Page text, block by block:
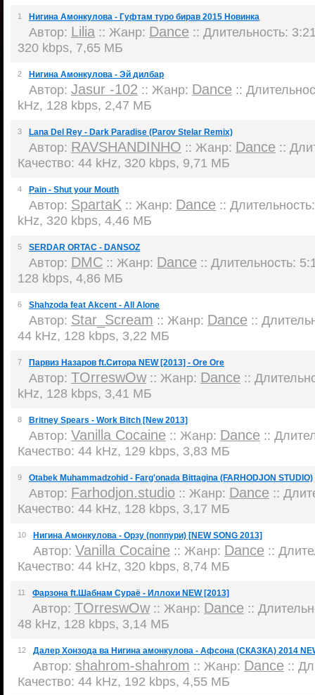
1 Нигина Амонкулова - Гуфтам туро бирав 2015 Новинка
Автор: Lilia :: Жанр: Dance :: Длительность:
320 kbps, 7,65 МБ
2 Нигина Амонкулова - Эй дилбар
Автор: Jasur -102 :: Жанр: Dance ::
kHz, 128 kbps, 2,47 МБ
3 Lana Del Rey - Dark Paradise (Parov Stelar Remix)
Автор: RAVSHANDINHO :: Жанр: Dance ::
Качество: 44 kHz, 320 kbps, 9,71 МБ
4 Pain - Shut your Mouth
Автор: SpartaK :: Жанр: Dance ::
kHz, 320 kbps, 4,46 МБ
5 SERDAR ORTAC - DANSOZ
Автор: DMC :: Жанр: Dance :: Длительность:
128 kbps, 4,86 МБ
6 Shahzoda feat Akcent - All Alone
Автор: Star_Scream :: Жанр: Dance ::
44 kHz, 128 kbps, 3,22 МБ
7 Парвиз Назаров ft.Ситора NEW [2013] - Ore Ore
Автор: TOrreswOw:: Жанр: Dance ::
kHz, 128 kbps, 3,41 МБ
8 Britney Spears - Work Bitch [New 2013]
Автор: Vanilla Cocaine :: Жанр: Dance ::
Качество: 44 kHz, 129 kbps, 3,83 МБ
9 Otabek Muhammadzohid - Farg'onada Bittagina (FARHODJON STUDIO)
Автор: Farhodjon.studio :: Жанр: Dance ::
Качество: 44 kHz, 128 kbps, 3,17 МБ
10 Нигина Амонкулова - Орзy (поппури) [NEW SONG 2013]
Автор: Vanilla Cocaine :: Жанр: Dance ::
Качество: 44 kHz, 320 kbps, 8,74 МБ
11 Фарзона ft.Шабнам Сураё - Иллохи NEW [2013]
Автор: TOrreswOw:: Жанр: Dance ::
48 kHz, 128 kbps, 3,14 МБ
12 Далер Хонзода ва Нигина амонкулова - Афсона (СКАЗКА) 2014
Автор: shahrom-shahrom :: Жанр: Dance ::
Качество: 44 kHz, 192 kbps, 4,55 МБ